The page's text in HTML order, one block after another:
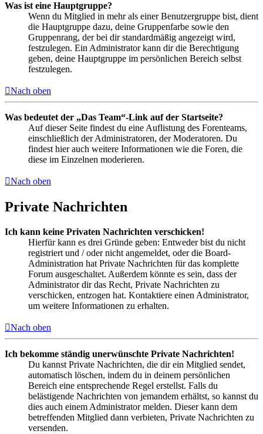
Was ist eine Hauptgruppe?
Wenn du Mitglied in mehr als einer Benutzergruppe bist, dient
die Hauptgruppe dazu, deine Gruppenfarbe sowie den
Gruppenrang, der bei dir standardmäßig angezeigt wird,
festzulegen. Ein Administrator kann dir die Berechtigung
geben, deine Hauptgruppe im persönlichen Bereich selbst
festzulegen.
Nach oben
Was bedeutet der „Das Team“-Link auf der Startseite?
Auf dieser Seite findest du eine Auflistung des Forenteams,
einschließlich der Administratoren, der Moderatoren. Du
findest hier auch weitere Informationen wie die Foren, die
diese im Einzelnen moderieren.
Nach oben
Private Nachrichten
Ich kann keine Privaten Nachrichten verschicken!
Hierfür kann es drei Gründe geben: Entweder bist du nicht
registriert und / oder nicht angemeldet, oder die Board-
Administration hat Private Nachrichten für das komplette
Forum ausgeschaltet. Außerdem könnte es sein, dass der
Administrator dir das Recht, Private Nachrichten zu
verschicken, entzogen hat. Kontaktiere einen Administrator,
um weitere Informationen zu erhalten.
Nach oben
Ich bekomme ständig unerwünschte Private Nachrichten!
Du kannst Private Nachrichten, die dir ein Mitglied sendet,
automatisch löschen, indem du in deinem persönlichen
Bereich eine entsprechende Regel erstellst. Falls du
belästigende Nachrichten von jemandem erhältst, so kannst du
dies auch einem Administrator melden. Dieser kann dem
betreffenden Mitglied dann verbieten, Private Nachrichten zu
versenden.